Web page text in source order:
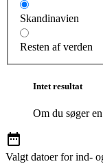
Skandinavien
Resten af verden
Intet resultat
Om du søger
Valgt datoer for ind-